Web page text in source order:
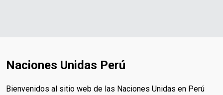
Naciones Unidas Perú
Bienvenidos al sitio web de las Naciones Unidas en Perú